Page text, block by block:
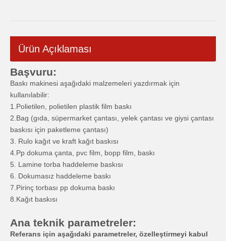
Ürün Açıklaması
Başvuru:
Baskı makinesi aşağıdaki malzemeleri yazdırmak için
kullanılabilir:
1.Polietilen, polietilen plastik film baskı
2.Bag (gıda, süpermarket çantası, yelek çantası ve giysi çantası
baskısı için paketleme çantası)
3. Rulo kağıt ve kraft kağıt baskısı
4.Pp dokuma çanta, pvc film, bopp film, baskı
5. Lamine torba haddeleme baskısı
6. Dokumasız haddeleme baskı
7.Pirinç torbası pp dokuma baskı
8.Kağıt baskısı
Ana teknik parametreler:
Referans için aşağıdaki parametreler, özelleştirmeyi kabul